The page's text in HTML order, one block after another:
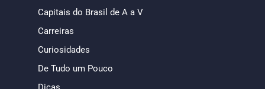
Capitais do Brasil de A a V
Carreiras
Curiosidades
De Tudo um Pouco